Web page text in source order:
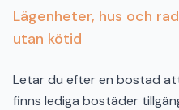
Lägenheter, hus och
utan kötid
Letar du efter en bostad
finns lediga bostäder